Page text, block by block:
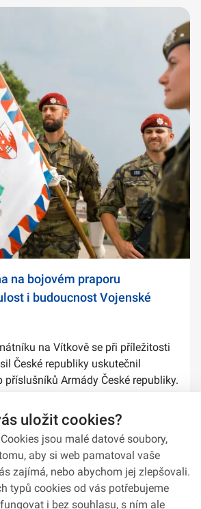
na bojovém praporu
i budoucnost Vojenské
na Vítkově se při příležitosti
České republiky uskutečnil
Armády České republiky.
vybranýc...
uložit cookies?
jsou malé datové soubory,
aby si web pamatoval vaše
zajímá, nebo abychom jej zlepšovali.
typů cookies od vás potřebujeme
i bez souhlasu, s ním ale